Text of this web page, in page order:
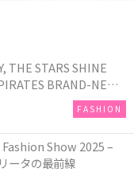
THE STARS SHINE
BRAND-NEW
FASHION
Fashion Show 2025 –
ータの最前線